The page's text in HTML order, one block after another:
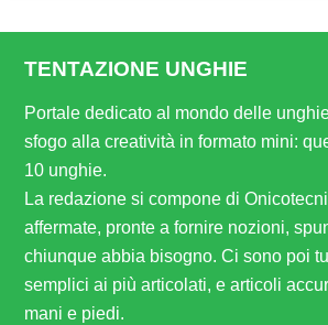
TENTAZIONE UNGHIE
Portale dedicato al mondo delle
sfogo alla creatività in formato mini:
10 unghie.
La redazione si compone di
affermate, pronte a fornire nozioni,
chiunque abbia bisogno. Ci sono poi
semplici ai più articolati, e articoli
mani e piedi.